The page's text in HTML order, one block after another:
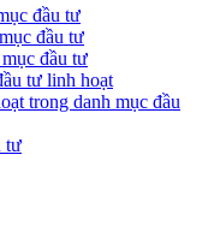
đầu tư
đầu tư
đầu tư
tư linh hoạt
trong danh mục đầu
tư